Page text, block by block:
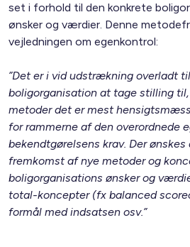
set i forhold til den konkrete
ønsker og værdier. Denne
vejledningen om egenkontrol:
”Det er i vid udstrækning overladt
boligorganisation at tage stilling
metoder det er mest
for rammerne af den overordnede
bekendtgørelsens krav. Der
fremkomst af nye metoder og
boligorganisations ønsker og
total-koncepter (fx balanced
formål med indsatsen osv.”